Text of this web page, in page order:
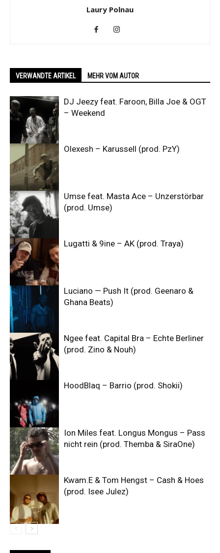
Laury Polnau
VERWANDTE ARTIKEL MEHR VOM AUTOR
DJ Jeezy feat. Faroon, Billa Joe & OGT
– Weekend
Olexesh – Karussell (prod. PzY)
Umse feat. Masta Ace – Unzerstörbar
(prod. Umse)
Lugatti & 9ine – AK (prod. Traya)
Luciano — Push It (prod. Geenaro &
Ghana Beats)
Ngee feat. Capital Bra – Echte Berliner
(prod. Zino & Nouh)
HoodBlaq – Barrio (prod. Shokii)
Ion Miles feat. Longus Mongus – Pass
nicht rein (prod. Themba & SiraOne)
Kwam.E & Tom Hengst – Cash & Hoes
(prod. Isee Julez)